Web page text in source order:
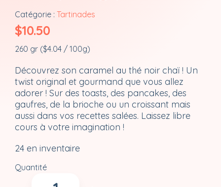
Catégorie : Tartinades
$10.50
260 gr ($4.04 / 100g)
Découvrez son caramel au thé noir chaï ! Un
twist original et gourmand que vous allez
adorer ! Sur des toasts, des pancakes, des
gaufres, de la brioche ou un croissant mais
aussi dans vos recettes salées. Laissez libre
cours à votre imagination !
24 en inventaire
Quantité